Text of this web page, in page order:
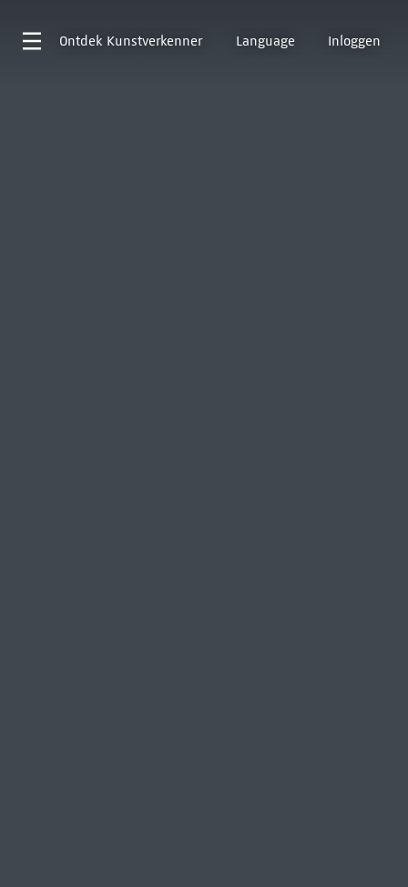
Ontdek Kunstverkenner Language Inloggen